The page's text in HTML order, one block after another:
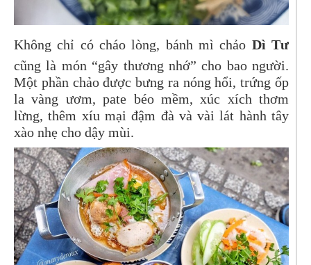
Không chỉ có cháo lòng, bánh mì chảo Dì Tư
cũng là món “gây thương nhớ” cho bao người.
Một phần chảo được bưng ra nóng hổi, trứng ốp
la vàng ươm, pate béo mềm, xúc xích thơm
lừng, thêm xíu mại đậm đà và vài lát hành tây
xào nhẹ cho dậy mùi.